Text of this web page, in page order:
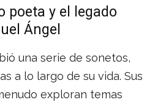
poeta y el legado
Ángel
una serie de sonetos,
a lo largo de su vida. Sus
exploran temas